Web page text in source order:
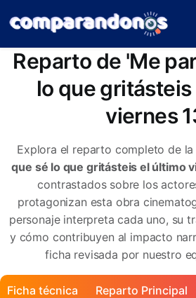
Reparto de 'Me
lo que
viernes
Explora el reparto completo de la
que sé lo que gritásteis el último
contrastados sobre los
protagonizan esta obra
personaje interpreta cada uno, su
y cómo contribuyen al impacto
ficha revisada por nuestro
Ficha técnica Reparto Principal